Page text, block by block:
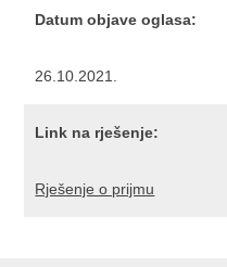
Datum objave oglasa:
26.10.2021.
Link na rješenje:
Rješenje o prijmu